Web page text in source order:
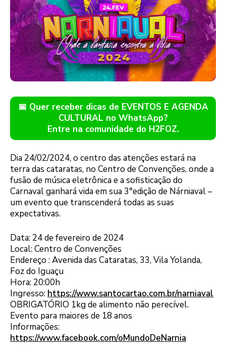
📅 Quer receber dicas de EVENTOS E AGENDA
CULTURAL no WhatsApp?
Entre na comunidade do H2FOZ.
Dia 24/02/2024, o centro das atenções estará na
terra das cataratas, no Centro de Convenções, onde a
fusão de música eletrônica e a sofisticação do
Carnaval ganhará vida em sua 3°edição de Nárniaval –
um evento que transcenderá todas as suas
expectativas.
Data: 24 de fevereiro de 2024
Local: Centro de Convenções
Endereço : Avenida das Cataratas, 33, Vila Yolanda,
Foz do Iguaçu
Hora: 20:00h
Ingresso: https://www.santocartao.com.br/narniaval
OBRIGATÓRIO 1kg de alimento não perecível.
Evento para maiores de 18 anos
Informações:
https://www.facebook.com/oMundoDeNarnia